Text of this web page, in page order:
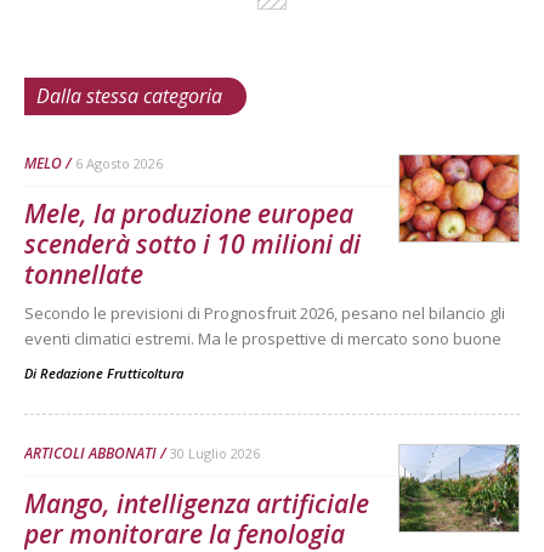
Dalla stessa categoria
MELO 6 Agosto 2026
Mele, la produzione europea
scenderà sotto i 10 milioni di
tonnellate
Secondo le previsioni di Prognosfruit 2026, pesano nel bilancio gli
eventi climatici estremi. Ma le prospettive di mercato sono buone
Di Redazione Frutticoltura
ARTICOLI ABBONATI 30 Luglio 2026
Mango, intelligenza artificiale
per monitorare la fenologia